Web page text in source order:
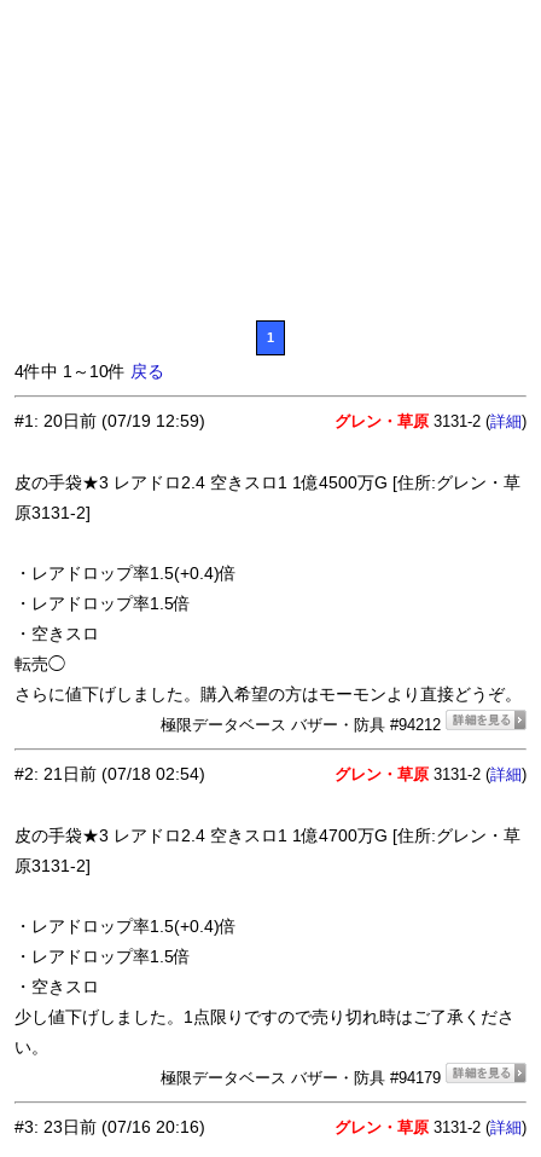
1
4件中 1～10件 戻る
#1: 20日前 (07/19 12:59) グレン・草原 3131-2 (詳細)
皮の手袋★3 レアドロ2.4 空きスロ1 1億4500万G [住所:グレン・草
原3131-2]
・レアドロップ率1.5(+0.4)倍
・レアドロップ率1.5倍
・空きスロ
転売◯
さらに値下げしました。購入希望の方はモーモンより直接どうぞ。
極限データベース バザー・防具 #94212
#2: 21日前 (07/18 02:54) グレン・草原 3131-2 (詳細)
皮の手袋★3 レアドロ2.4 空きスロ1 1億4700万G [住所:グレン・草
原3131-2]
・レアドロップ率1.5(+0.4)倍
・レアドロップ率1.5倍
・空きスロ
少し値下げしました。1点限りですので売り切れ時はご了承くださ
い。
極限データベース バザー・防具 #94179
#3: 23日前 (07/16 20:16) グレン・草原 3131-2 (詳細)